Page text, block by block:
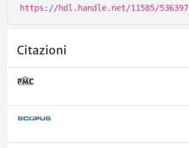
https://hdl.handle.net/11585/536397
Citazioni